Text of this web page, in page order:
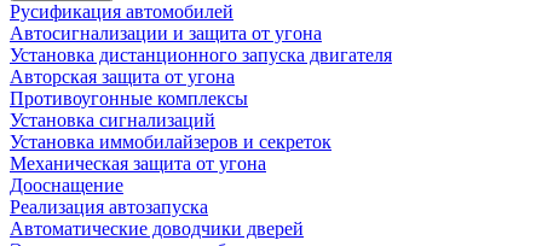
Русификация автомобилей
Автосигнализации и защита от угона
Установка дистанционного запуска двигателя
Авторская защита от угона
Противоугонные комплексы
Установка сигнализаций
Установка иммобилайзеров и секреток
Механическая защита от угона
Дооснащение
Реализация автозапуска
Автоматические доводчики дверей